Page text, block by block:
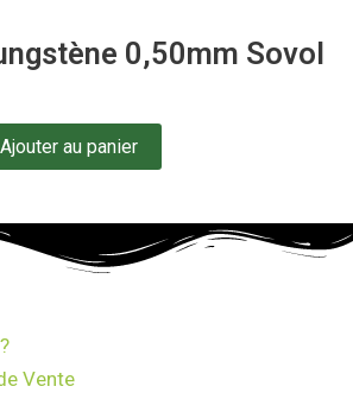
0,50mm Sovol
Ajouter au panier
Vente